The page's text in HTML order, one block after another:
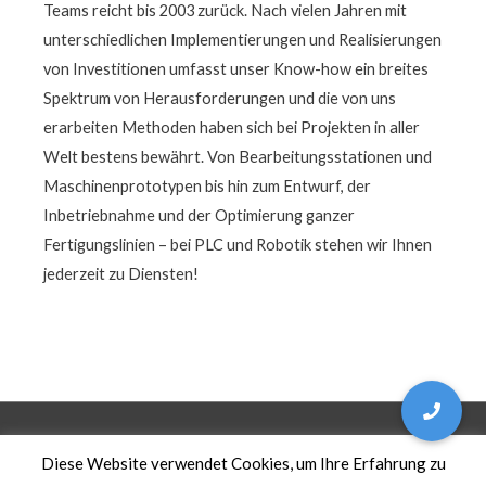
Teams reicht bis 2003 zurück. Nach vielen Jahren mit
unterschiedlichen Implementierungen und Realisierungen
von Investitionen umfasst unser Know-how ein breites
Spektrum von Herausforderungen und die von uns
erarbeiten Methoden haben sich bei Projekten in aller
Welt bestens bewährt. Von Bearbeitungsstationen und
Maschinenprototypen bis hin zum Entwurf, der
Inbetriebnahme und der Optimierung ganzer
Fertigungslinien – bei PLC und Robotik stehen wir Ihnen
jederzeit zu Diensten!
Copyright © 2026 An-kop |Polityka prywatności
Diese Website verwendet Cookies, um Ihre Erfahrung zu